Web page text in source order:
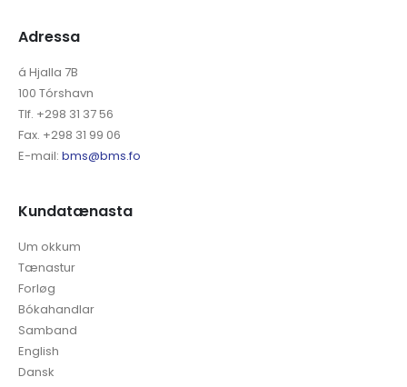
Adressa
á Hjalla 7B
100 Tórshavn
Tlf. +298 31 37 56
Fax. +298 31 99 06
E-mail: bms@bms.fo
Kundatænasta
Um okkum
Tænastur
Forløg
Bókahandlar
Samband
English
Dansk